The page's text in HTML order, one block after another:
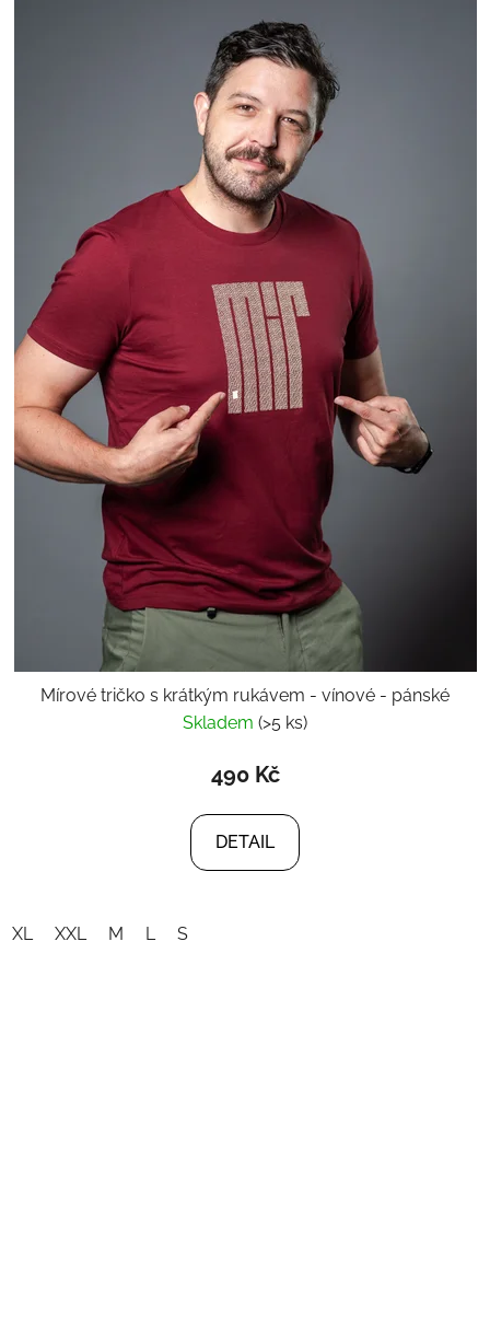
Mírové tričko s krátkým rukávem - vínové - pánské
Skladem (>5 ks)
490 Kč
DETAIL
XL XXL M L S